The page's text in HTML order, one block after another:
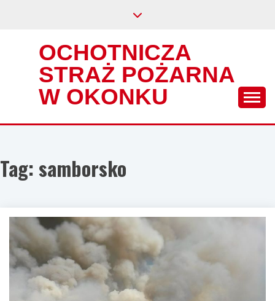
OCHOTNICZA
STRAŻ POŻARNA
W OKONKU
Tag:samborsko